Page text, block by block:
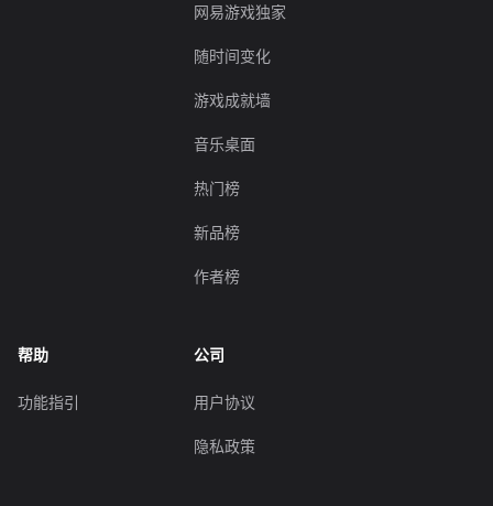
网易游戏独家
随时间变化
游戏成就墙
音乐桌面
热门榜
新品榜
作者榜
帮助
功能指引
公司
用户协议
隐私政策